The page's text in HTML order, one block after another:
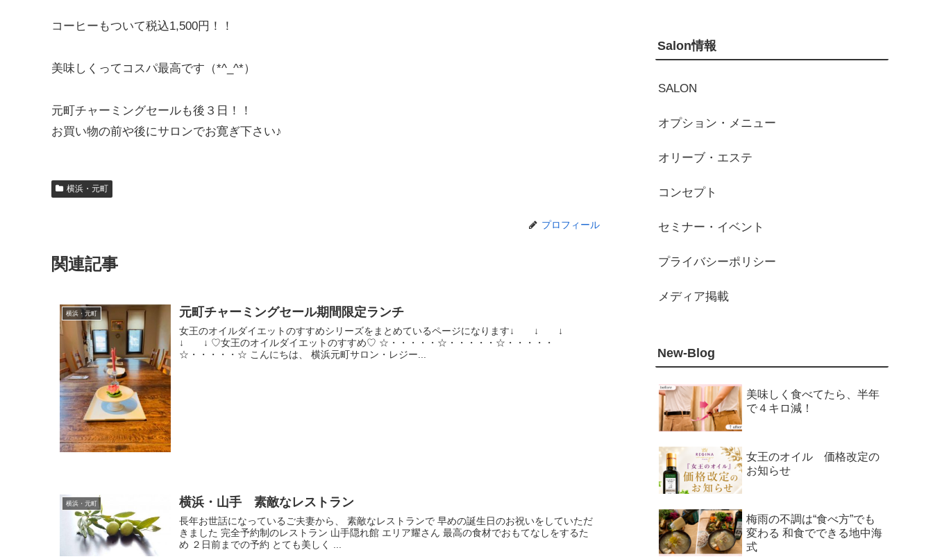
コーヒーもついて税込1,500円！！
美味しくってコスパ最高です（*^_^*）
元町チャーミングセールも後３日！！
お買い物の前や後にサロンでお寛ぎ下さい♪
横浜・元町
プロフィール
関連記事
横浜・元町 元町チャーミングセール期間限定ランチ
女王のオイルダイエットのすすめシリーズをまとめているページになります↓ ↓ ↓
↓ ↓ ♡女王のオイルダイエットのすすめ♡ ☆・・・・・☆・・・・・☆・・・・・
☆・・・・・☆ こんにちは、 横浜元町サロン・レジー...
横浜・元町 横浜・山手 素敵なレストラン
長年お世話になっているご夫妻から、 素敵なレストランで 早めの誕生日のお祝いをしていただ
きました 完全予約制のレストラン 山手隠れ館 エリア耀さん 最高の食材でおもてなしをするた
め ２日前までの予約 とても美しく ...
Salon情報
SALON
オプション・メニュー
オリーブ・エステ
コンセプト
セミナー・イベント
プライバシーポリシー
メディア掲載
New-Blog
美味しく食べてたら、半年
で４キロ減！
女王のオイル 価格改定の
お知らせ
梅雨の不調は“食べ方”でも
変わる 和食でできる地中海
式